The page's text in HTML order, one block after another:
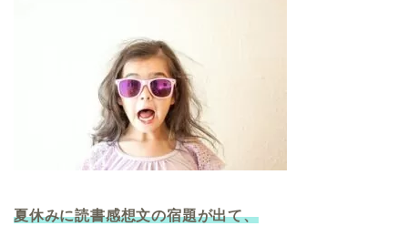
夏休みに読書感想文の宿題が出て、